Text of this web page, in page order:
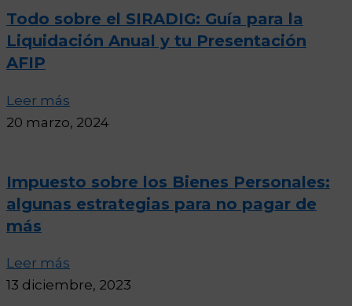
Todo sobre el SIRADIG: Guía para la
Liquidación Anual y tu Presentación
AFIP
Leer más
20 marzo, 2024
Impuesto sobre los Bienes Personales:
algunas estrategias para no pagar de
más
Leer más
13 diciembre, 2023